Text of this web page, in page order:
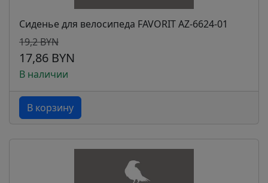
Сиденье для велосипеда FAVORIT AZ-6624-01
19,2 BYN
17,86 BYN
В наличии
В корзину